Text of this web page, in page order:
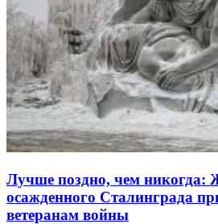
Лучше поздно, чем никогда:
осажденного Сталинграда
ветеранам войны